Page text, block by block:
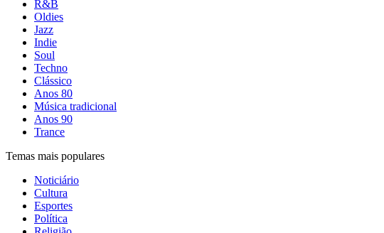
R&B
Oldies
Jazz
Indie
Soul
Techno
Clássico
Anos 80
Música tradicional
Anos 90
Trance
Temas mais populares
Noticiário
Cultura
Esportes
Política